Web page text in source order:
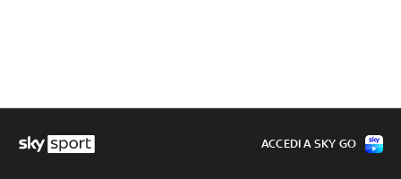
ACCEDI A SKY GO